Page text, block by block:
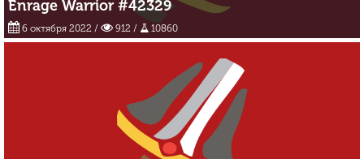
Enrage Warrior #42329
6 октября 2022 / 912 / 10860